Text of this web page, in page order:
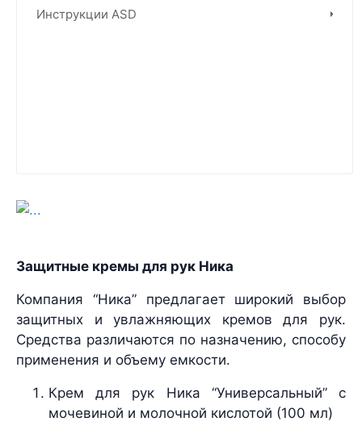
Инструкции ASD
Защитные кремы для рук Ника
Компания “Ника” предлагает широкий выбор
защитных и увлажняющих кремов для рук.
Средства различаются по назначению, способу
применения и объему емкости.
Крем для рук Ника “Универсальный” с
мочевиной и молочной кислотой (100 мл)